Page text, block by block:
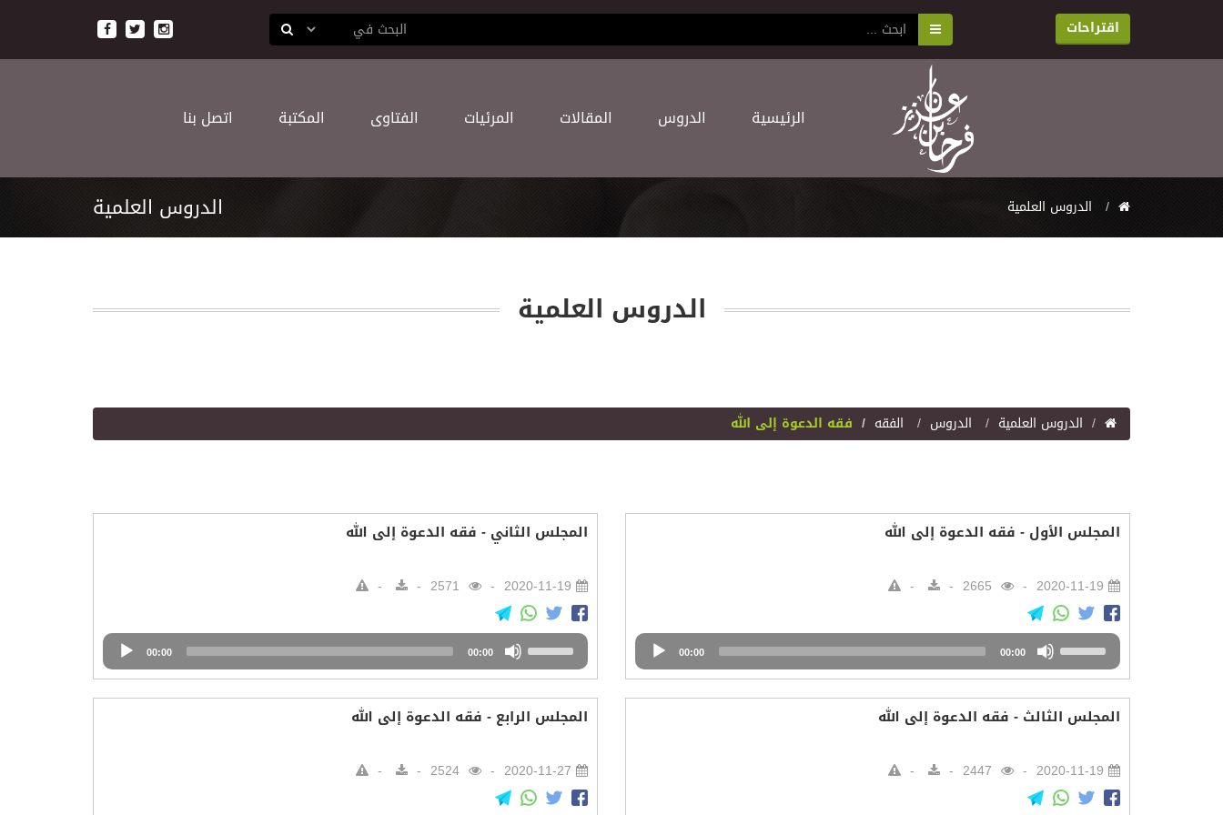
اقتراحات
اﻟﺮﺋﻴﺴﻴﺔ اﻟﺪﺭﻭﺱ اﻟﻤﻘﺎﻻﺕ اﻟﻤﺮﺋﻴﺎﺕ اﻟﻔﺘﺎﻭﻯ اﻟﻤﻜﺘﺒﺔ اﺗﺼﻞ ﺑﻨﺎ
اﻟﺪﺭﻭﺱ اﻟﻌﻠﻤﻴﺔ اﻟﺪﺭﻭﺱ اﻟﻌﻠﻤﻴﺔ
اﻟﺪﺭﻭﺱ اﻟﻌﻠﻤﻴﺔ
اﻟﺪﺭﻭﺱ اﻟﻌﻠﻤﻴﺔ الدروس الفقه فقه الدعوة إلى الله
المجلس الأول - فقه الدعوة إلى الله
2020-11-19
Audio
Player
00:00 00:00
Up/Down
Arrow
keys
to
decrease
volume.
المجلس الثاني - فقه الدعوة إلى الله
2020-11-19
Audio
Player
00:00 00:00
Up/Down
Arrow
keys
to
decrease
volume.
المجلس الثالث - فقه الدعوة إلى الله
2020-11-19
المجلس الرابع - فقه الدعوة إلى الله
2020-11-27